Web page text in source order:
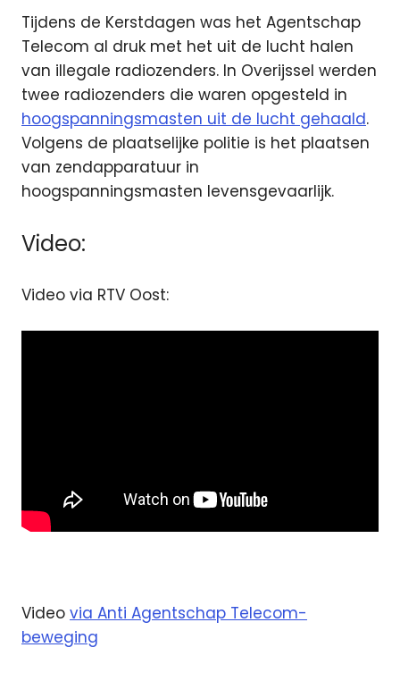
Tijdens de Kerstdagen was het Agentschap
Telecom al druk met het uit de lucht halen
van illegale radiozenders. In Overijssel werden
twee radiozenders die waren opgesteld in
hoogspanningsmasten uit de lucht gehaald.
Volgens de plaatselijke politie is het plaatsen
van zendapparatuur in
hoogspanningsmasten levensgevaarlijk.
Video:
Video via RTV Oost:
Video via Anti Agentschap Telecom-
beweging